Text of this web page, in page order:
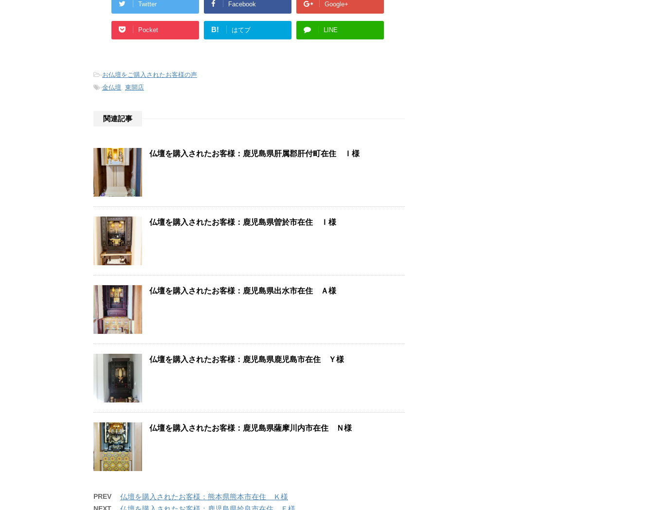
Twitter Facebook Google+
Pocket B! はてブ LINE
-お仏壇をご購入されたお客様の声
-金仏壇 東開店
関連記事
仏壇を購入されたお客様：鹿児島県肝属郡肝付町在住 Ｉ様
仏壇を購入されたお客様：鹿児島県曽於市在住 Ｉ様
仏壇を購入されたお客様：鹿児島県出水市在住 Ａ様
仏壇を購入されたお客様：鹿児島県鹿児島市在住 Ｙ様
仏壇を購入されたお客様：鹿児島県薩摩川内市在住 Ｎ様
PREV 仏壇を購入されたお客様：熊本県熊本市在住 Ｋ様